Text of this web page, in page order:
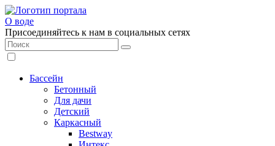
О воде
Присоединяйтесь к нам в социальных сетях
Бассейн
Бетонный
Для дачи
Детский
Каркасный
Bestway